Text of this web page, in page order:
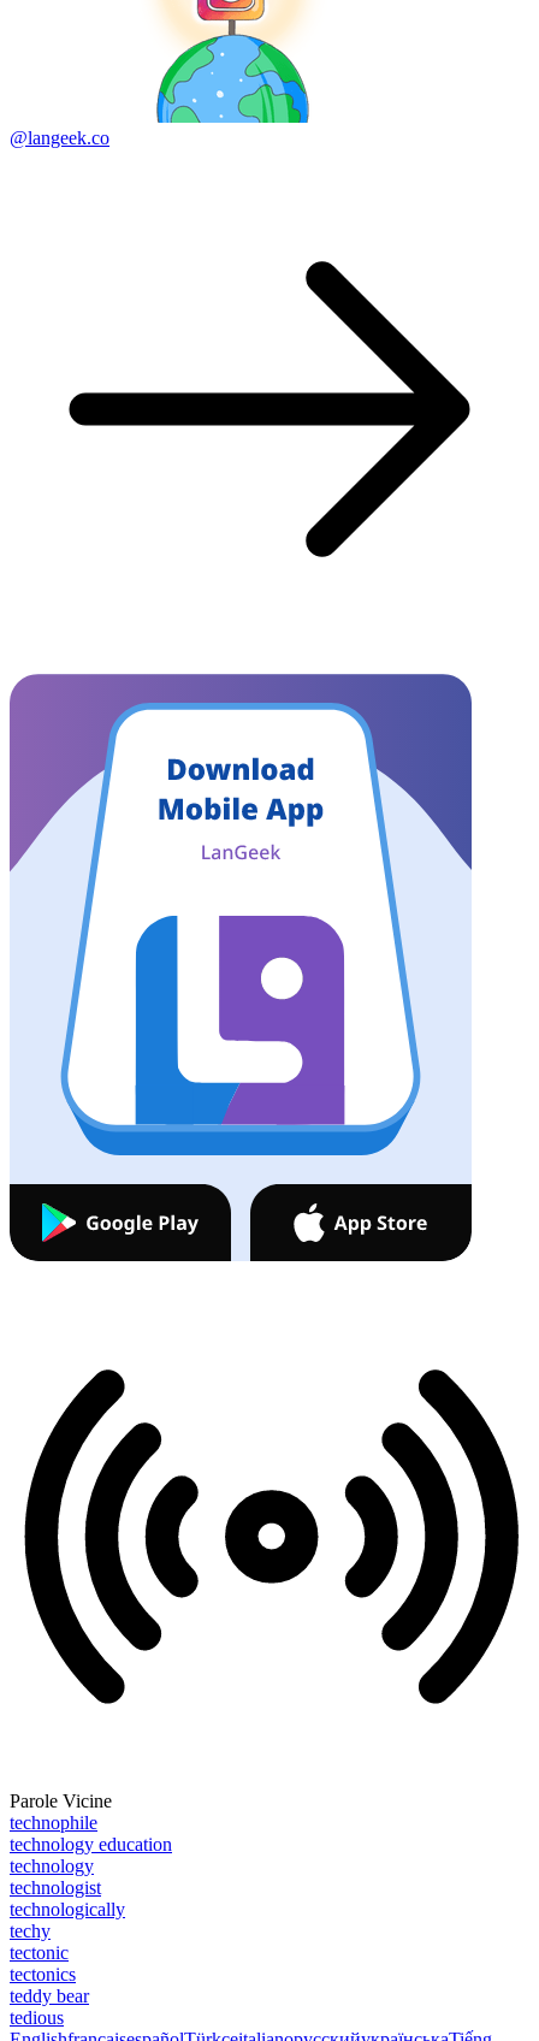
@langeek.co
Parole Vicine
technophile
technology education
technology
technologist
technologically
techy
tectonic
tectonics
teddy bear
tedious